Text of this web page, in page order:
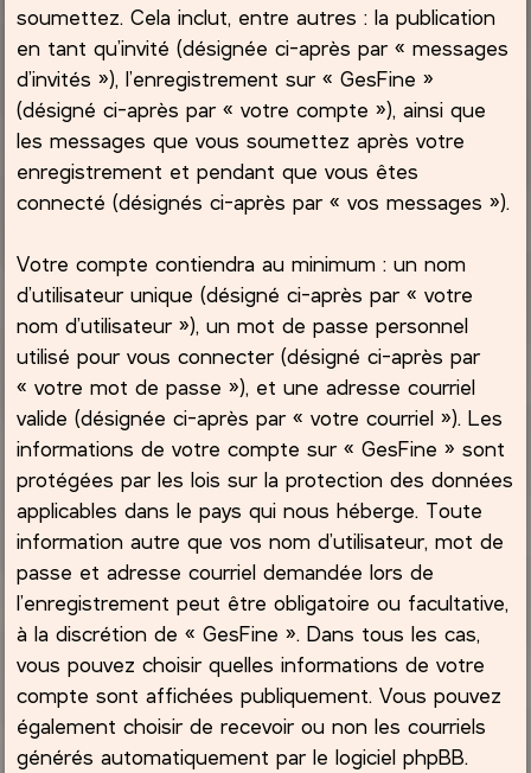
soumettez. Cela inclut, entre autres : la publication
en tant qu’invité (désignée ci-après par « messages
d’invités »), l’enregistrement sur « GesFine »
(désigné ci-après par « votre compte »), ainsi que
les messages que vous soumettez après votre
enregistrement et pendant que vous êtes
connecté (désignés ci-après par « vos messages »).
Votre compte contiendra au minimum : un nom
d’utilisateur unique (désigné ci-après par « votre
nom d’utilisateur »), un mot de passe personnel
utilisé pour vous connecter (désigné ci-après par
« votre mot de passe »), et une adresse courriel
valide (désignée ci-après par « votre courriel »). Les
informations de votre compte sur « GesFine » sont
protégées par les lois sur la protection des données
applicables dans le pays qui nous héberge. Toute
information autre que vos nom d’utilisateur, mot de
passe et adresse courriel demandée lors de
l’enregistrement peut être obligatoire ou facultative,
à la discrétion de « GesFine ». Dans tous les cas,
vous pouvez choisir quelles informations de votre
compte sont affichées publiquement. Vous pouvez
également choisir de recevoir ou non les courriels
générés automatiquement par le logiciel phpBB.